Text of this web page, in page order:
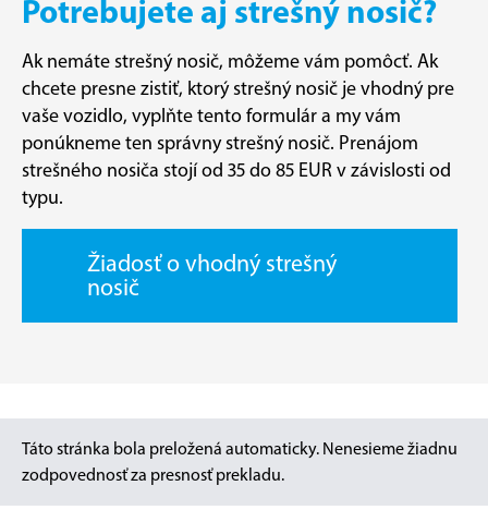
Potrebujete aj strešný nosič?
Ak nemáte strešný nosič, môžeme vám pomôcť. Ak
chcete presne zistiť, ktorý strešný nosič je vhodný pre
vaše vozidlo, vyplňte tento formulár a my vám
ponúkneme ten správny strešný nosič. Prenájom
strešného nosiča stojí od 35 do 85 EUR v závislosti od
typu.
Žiadosť o vhodný strešný
nosič
Táto stránka bola preložená automaticky. Nenesieme žiadnu
zodpovednosť za presnosť prekladu.